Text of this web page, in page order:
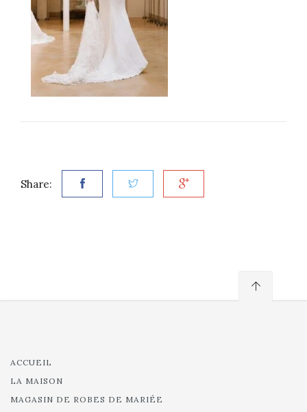
Share:
ACCUEIL
LA MAISON
MAGASIN DE ROBES DE MARIÉE